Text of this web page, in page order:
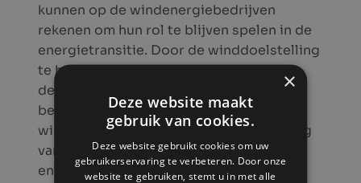
kunnen op de windenergiebedrijven
rekenen om hun rol te blijven spelen in de
energietransitie. Door de winddoelstelling
te halen, de Vlaamse industrie te helpen
decarboniseren en burgers en lokale
besturen te helpen om te participeren in
windenergie in Vlaanderen – in het belang
van klimaat, economie en betaalbare
energie voor bedrijven en consumenten.
×
Deze website maakt
gebruik van cookies.
Deze website gebruikt cookies om uw
gebruikerservaring te verbeteren. Door onze
website te gebruiken, stemt u in met alle